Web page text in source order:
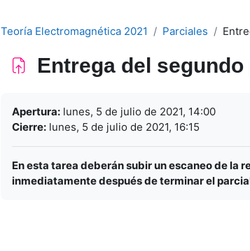
Teoría Electromagnética 2021 Parciales
Entrega del
Apertura:lunes, 5 de julio de 2021, 14:00
Cierre:lunes, 5 de julio de 2021, 16:15
En esta tarea deberán subir un escaneo de la
inmediatamente después de terminar el